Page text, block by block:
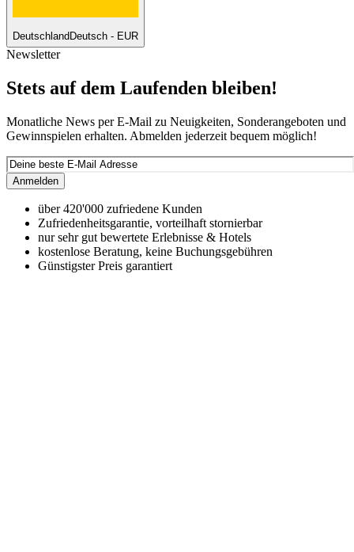
Deutschland Deutsch - EUR
Newsletter
Stets auf dem Laufenden bleiben!
Monatliche News per E-Mail zu Neuigkeiten, Sonderangeboten und
Gewinnspielen erhalten. Abmelden jederzeit bequem möglich!
Anmelden
über 420'000 zufriedene Kunden
Zufriedenheitsgarantie, vorteilhaft stornierbar
nur sehr gut bewertete Erlebnisse & Hotels
kostenlose Beratung, keine Buchungsgebühren
Günstigster Preis garantiert